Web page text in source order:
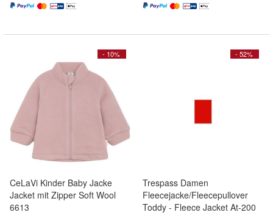
- 10%
CeLaVi Kinder Baby Jacke
Jacket mit Zipper Soft Wool
6613
- 52%
Trespass Damen
Fleecejacke/Fleecepullover
Toddy - Fleece Jacket At-200